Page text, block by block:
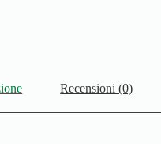
Recensioni (0)